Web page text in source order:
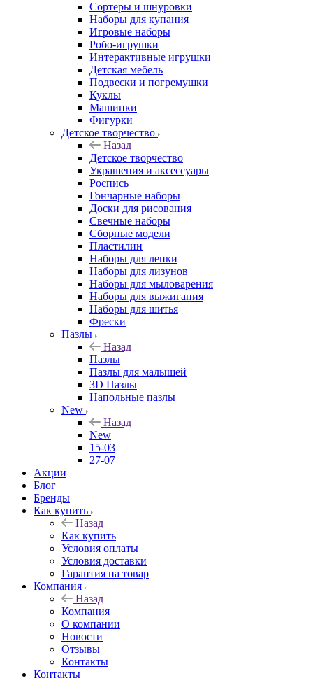
Сортеры и шнуровки
Наборы для купания
Игровые наборы
Робо-игрушки
Интерактивные игрушки
Детская мебель
Подвески и погремушки
Куклы
Машинки
Фигурки
Детское творчество
Назад
Детское творчество
Украшения и аксессуары
Роспись
Гончарные наборы
Доски для рисования
Свечные наборы
Сборные модели
Пластилин
Наборы для лепки
Наборы для лизунов
Наборы для мыловарения
Наборы для выжигания
Наборы для шитья
Фрески
Пазлы
Назад
Пазлы
Пазлы для малышей
3D Пазлы
Напольные пазлы
New
Назад
New
15-03
27-07
Акции
Блог
Бренды
Как купить
Назад
Как купить
Условия оплаты
Условия доставки
Гарантия на товар
Компания
Назад
Компания
О компании
Новости
Отзывы
Контакты
Контакты